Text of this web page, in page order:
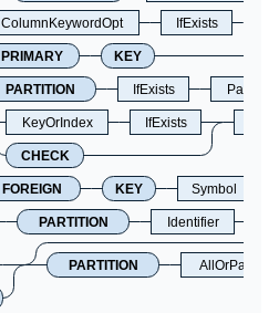
ColumnKeywordOpt IfExists
PRIMARY KEY
PARTITION IfExists
KeyOrIndex IfExists
CHECK
FOREIGN KEY Symbol
PARTITION Identifier
PARTITION